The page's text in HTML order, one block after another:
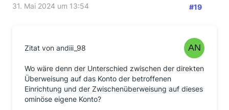
31. Mai 2024 um 13:54 #19
Zitat von andiii_98
Wo wäre denn der Unterschied zwischen der direkten
Überweisung auf das Konto der betroffenen
Einrichtung und der Zwischenüberweisung auf dieses
ominöse eigene Konto?